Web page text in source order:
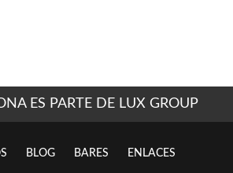
ES PARTE DE LUX GROUP
BLOG BARES ENLACES